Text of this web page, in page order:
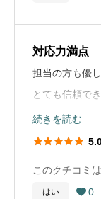
葬儀の料金
で、アクセス
頼してほしい。
葬儀の年
葬儀の場所
葬儀の種類
対応力満点
担当の方も優
とても信頼で
出来ました。
します。
葬儀社選びの
続きを読む

このクチコミ
はい  0